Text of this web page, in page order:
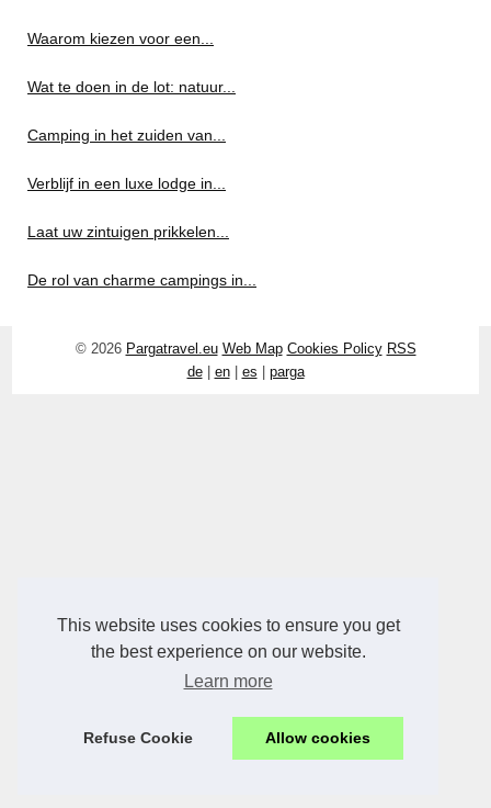
This website uses cookies to ensure you get
the best experience on our website.
Learn more
Refuse Cookie Allow cookies
Waarom kiezen voor een...
Wat te doen in de lot: natuur...
Camping in het zuiden van...
Verblijf in een luxe lodge in...
Laat uw zintuigen prikkelen...
De rol van charme campings in...
© 2026 Pargatravel.eu Web Map Cookies Policy RSS
de| en| es parga